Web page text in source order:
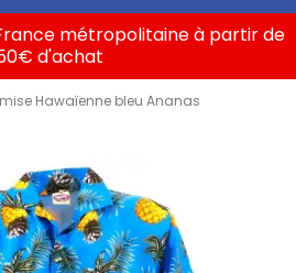
métropolitaine à partir de
d'achat
Hawaïenne bleu Ananas